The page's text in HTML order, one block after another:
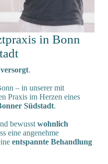
in Bonn
.
– in unserer mit
Praxis im Herzen eines
Südstadt.
bewusst wohnlich
eine angenehme
entspannte Behandlung